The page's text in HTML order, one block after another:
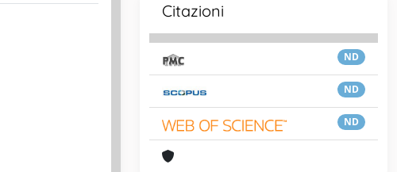
Citazioni
ND
ND
ND